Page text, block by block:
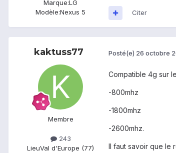
Marque:LG
Modèle:Nexus 5 Citer
kaktuss77
Membre
243
LieuVal d'Europe (77)
Posté(e) 26 octobre
Compatible 4g sur
-800mhz
-1800mhz
-2600mhz.
Il faut savoir que le